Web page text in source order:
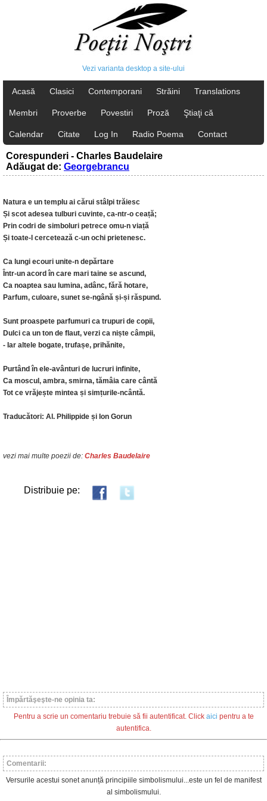
Vezi varianta desktop a site-ului
Acasă Clasici Contemporani Străini Translations
Membri Proverbe Povestiri Proză Ştiaţi că
Calendar Citate Log In Radio Poema Contact
Corespunderi - Charles Baudelaire
Adăugat de: Georgebrancu
Natura e un templu ai cărui stâlpi trăiesc
Și scot adesea tulburi cuvinte, ca-ntr-o ceață;
Prin codri de simboluri petrece omu-n viață
Și toate-l cercetează c-un ochi prietenesc.
Ca lungi ecouri unite-n depărtare
Într-un acord în care mari taine se ascund,
Ca noaptea sau lumina, adânc, fără hotare,
Parfum, culoare, sunet se-ngână și-și răspund.
Sunt proaspete parfumuri ca trupuri de copii,
Dulci ca un ton de flaut, verzi ca niște câmpii,
- Iar altele bogate, trufașe, prihănite,
Purtând în ele-avânturi de lucruri infinite,
Ca moscul, ambra, smirna, tămâia care cântă
Tot ce vrăjește mintea și simțurile-ncântă.
Traducători: Al. Philippide și Ion Gorun
vezi mai multe poezii de: Charles Baudelaire
Distribuie pe:
Împărtăşeşte-ne opinia ta:
Pentru a scrie un comentariu trebuie să fii autentificat. Click aici pentru a te
autentifica.
Comentarii:
Versurile acestui sonet anunță principiile simbolismului...este un fel de manifest
al simbolismului.